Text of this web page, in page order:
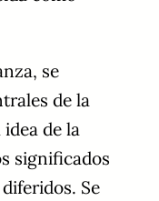
se
de la
de la
significados
Se